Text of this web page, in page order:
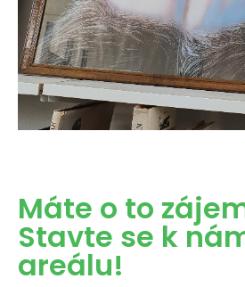
Máte o to
Stavte se k
areálu!